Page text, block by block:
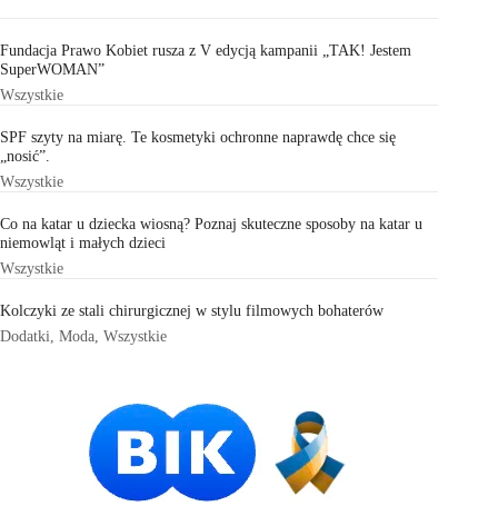
Fundacja Prawo Kobiet rusza z V edycją kampanii „TAK! Jestem
SuperWOMAN”
Wszystkie
SPF szyty na miarę. Te kosmetyki ochronne naprawdę chce się
„nosić”.
Wszystkie
Co na katar u dziecka wiosną? Poznaj skuteczne sposoby na katar u
niemowląt i małych dzieci
Wszystkie
Kolczyki ze stali chirurgicznej w stylu filmowych bohaterów
Dodatki Moda Wszystkie